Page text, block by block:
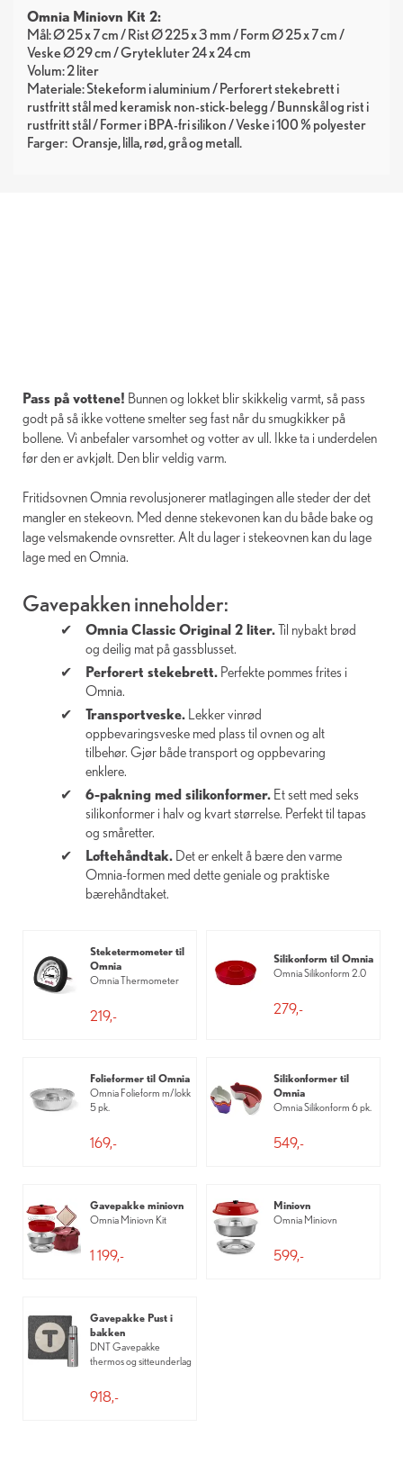
Omnia Miniovn Kit 2:
Mål: Ø 25 x 7 cm / Rist Ø 225 x 3 mm / Form Ø 25 x 7 cm /
Veske Ø 29 cm / Grytekluter 24 x 24 cm
Volum: 2 liter
Materiale: Stekeform i aluminium / Perforert stekebrett i
rustfritt stål med keramisk non-stick-belegg / Bunnskål og rist i
rustfritt stål / Former i BPA-fri silikon / Veske i 100 % polyester
Farger: Oransje lilla rød grå metall
Pass på vottene! Bunnen og lokket blir skikkelig varmt, så pass
godt på så ikke vottene smelter seg fast når du smugkikker på
bollene. Vi anbefaler varsomhet og votter av ull. Ikke ta i underdelen
før den er avkjølt. Den blir veldig varm.
Fritidsovnen Omnia revolusjonerer matlagingen alle steder der det
mangler en stekeovn. Med denne stekevonen kan du både bake og
lage velsmakende ovnsretter. Alt du lager i stekeovnen kan du lage
lage med en Omnia.
Gavepakken inneholder:
Omnia Classic Original 2 liter.Til nybakt brød
og deilig mat på gassblusset.
Perforert stekebrett. Perfekte pommes frites i
Omnia.
Transportveske. Lekker vinrød
oppbevaringsveske med plass til ovnen og alt
tilbehør. Gjør både transport og oppbevaring
enklere.
6-pakning med silikonformer. Et sett med seks
silikonformer i halv og kvart størrelse. Perfekt til tapas
og småretter.
Løftehåndtak. Det er enkelt å bære den varme
Omnia-formen med dette geniale og praktiske
bærehåndtaket.
Steketermometer til
Omnia
Omnia Thermometer
219,-
Silikonform til Omnia
Omnia Silikonform 2.0
279,-
Folieformer til Omnia
Omnia Folieform m/lokk
5 pk.
169,-
Silikonformer til
Omnia
Omnia Silikonform 6 pk.
549,-
Gavepakke miniovn
Omnia Miniovn Kit
1 199,-
Miniovn
Omnia Miniovn
599,-
Gavepakke Pust i
bakken
DNT Gavepakke
thermos og sitteunderlag
918,-